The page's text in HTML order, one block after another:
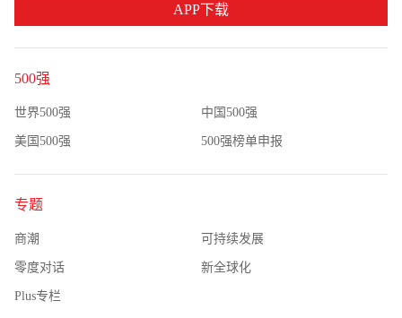
500强
世界500强 中国500强
美国500强 500强榜单申报
专题
商潮 可持续发展
零度对话 新全球化
Plus专栏
APP下载